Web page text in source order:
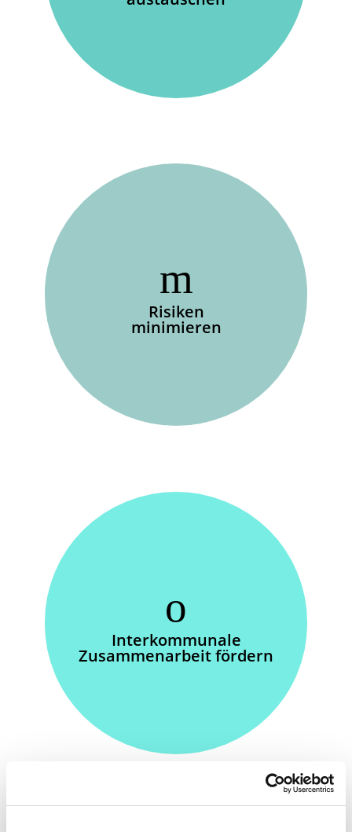
Risiken
minimieren
Interkommunale
Zusammenarbeit fördern